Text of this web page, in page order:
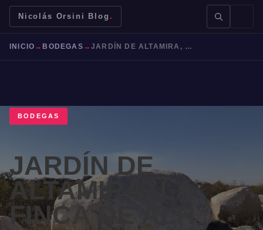
Nicolás Orsini Blog .
Mendoza Malbec Bodegas
INICIO → BODEGAS → JARDÍN DE ALTAMIRA, LA FINCA DE ALH
BODEGAS
JARDÍN DE
ALTAMIRA, LA
FINCA DE ALH